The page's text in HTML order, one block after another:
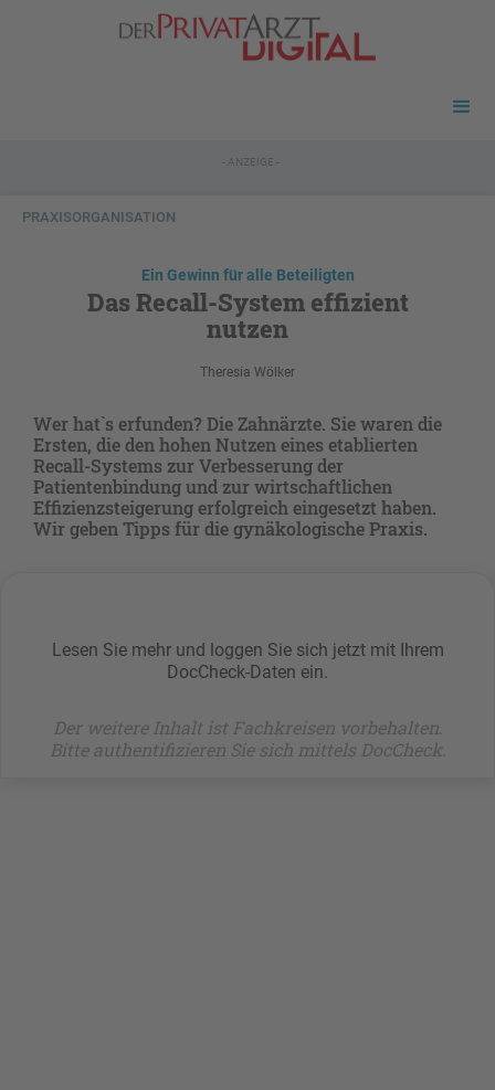
- ANZEIGE -
PRAXISORGANISATION
Ein Gewinn für alle Beteiligten
Das Recall-System effizient
nutzen
Theresia Wölker
Wer hat`s erfunden? Die Zahnärzte. Sie waren die
Ersten, die den hohen Nutzen eines etablierten
Recall-Systems zur Verbesserung der
Patientenbindung und zur wirtschaftlichen
Effizienzsteigerung erfolgreich eingesetzt haben.
Wir geben Tipps für die gynäkologische Praxis.
Lesen Sie mehr und loggen Sie sich jetzt mit Ihrem
DocCheck-Daten ein.
Der weitere Inhalt ist Fachkreisen vorbehalten.
Bitte authentifizieren Sie sich mittels DocCheck.